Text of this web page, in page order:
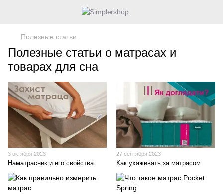
Полезные статьи
Полезные статьи о матрасах и
товарах для сна
3 октября 2023
Наматрасник и его свойства
27 сентября 2023
Как ухаживать за матрасом